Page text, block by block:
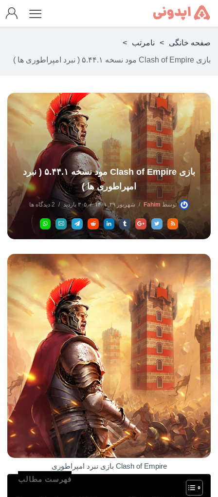
صفحه خانگی > نامرتب >
بازی Clash of Empire مود نسخه ۵.۴۴.۱ ( نبرد امپراطوری ها )
بازی Clash of Empire مود نسخه ۵.۴۴.۱ ( نبرد
امپراطوری ها )
توسط Fahim شهریور ۲۹, ۱۴۰۱ ۳۰۵ بازدید 2 دیدگاه ها
Clash of Empire بازی نبرد امپراطوری
فهرست مطالب